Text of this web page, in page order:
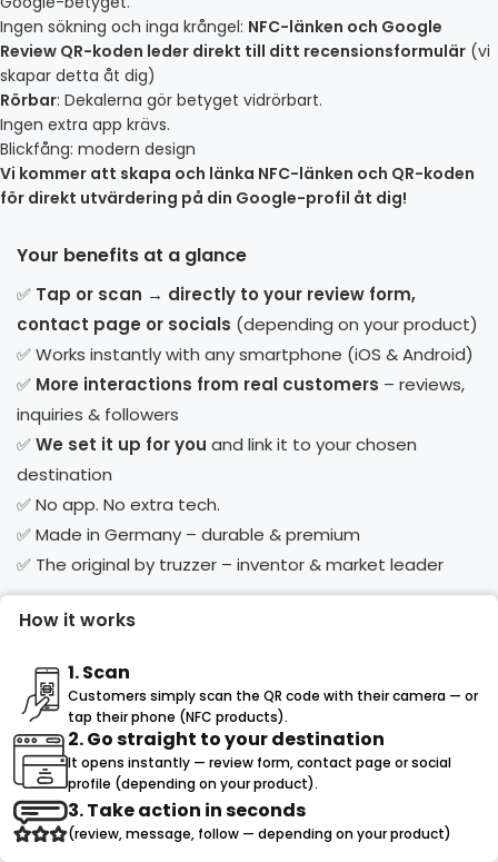
Ingen sökning och inga krångel: NFC-länken och Google
Review QR-koden leder direkt till ditt recensionsformulär (vi
skapar detta åt dig)
Rörbar: Dekalerna gör betyget vidrörbart.
Ingen extra app krävs.
Blickfång: modern design
Vi kommer att skapa och länka NFC-länken och QR-koden
för direkt utvärdering på din Google-profil åt dig!
Your benefits at a glance
✅ Tap or scan → directly to your review form,
contact page or socials (depending on your product)
✅ Works instantly with any smartphone (iOS & Android)
✅ More interactions from real customers – reviews,
inquiries & followers
✅We set it up for you and link it to your chosen
destination
✅ No app. No extra tech.
✅ Made in Germany – durable & premium
✅ The original by truzzer – inventor & market leader
How it works
1. Scan
Customers simply scan the QR code with their camera — or
tap their phone (NFC products).
2. Go straight to your destination
It opens instantly — review form, contact page or social
profile (depending on your product).
3. Take action in seconds
(review, message, follow — depending on your product)